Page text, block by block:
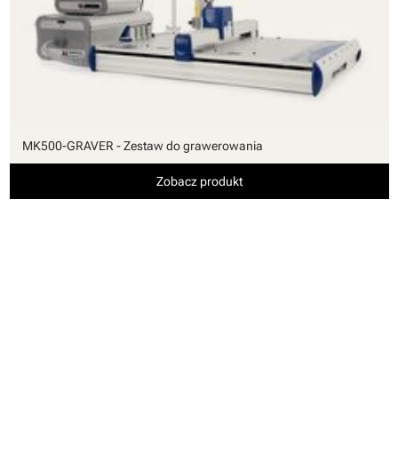
MK500-GRAVER - Zestaw do grawerowania
Zobacz produkt